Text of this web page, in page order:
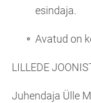
esindaja.
Avatud on
LILLEDE
Juhendaja Ülle